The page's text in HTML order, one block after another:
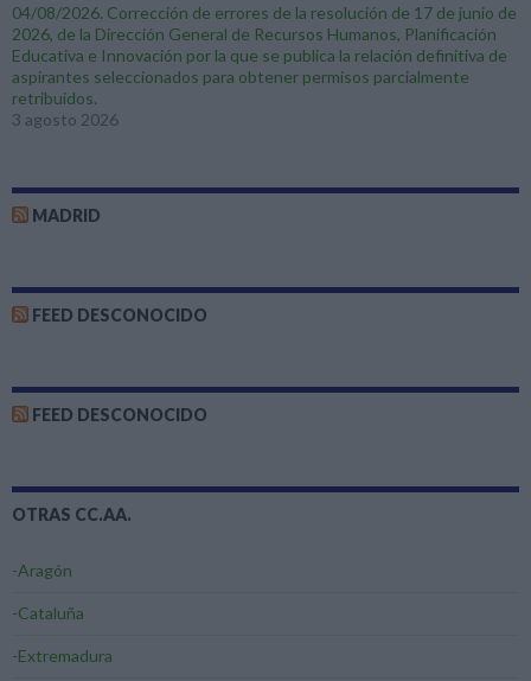
04/08/2026. Corrección de errores de la resolución de 17 de junio de
2026, de la Dirección General de Recursos Humanos, Planificación
Educativa e Innovación por la que se publica la relación definitiva de
aspirantes seleccionados para obtener permisos parcialmente
retribuidos.
3 agosto 2026
MADRID
FEED DESCONOCIDO
FEED DESCONOCIDO
OTRAS CC.AA.
-Aragón
-Cataluña
-Extremadura